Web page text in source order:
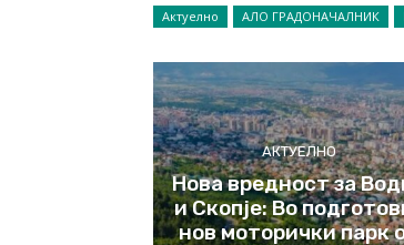
Актуелно АЛО ГРАДОНАЧАЛНИК
АКТУЕЛНО
Нова вредност за
и Скопје: Во
нов моторички парк